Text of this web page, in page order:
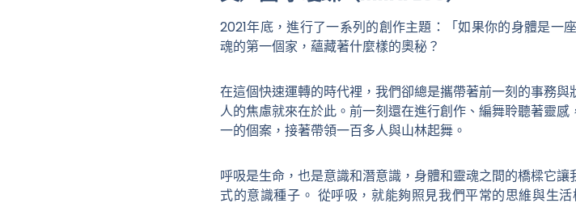
2021年底，進行了一系列的創作主題：「如果你的身體是一
魂的第一個家，蘊藏著什麼樣的奧秘？
在這個快速運轉的時代裡，我們卻總是攜帶著前一刻的事務
人的焦慮就來在於此。前一刻還在進行創作、編舞聆聽著靈
一的個案，接著帶領一百多人與山林起舞。
呼吸是生命，也是意識和潛意識，身體和靈魂之間的橋樑它
式的意識種子。 從呼吸，就能夠照見我們平常的思維與生